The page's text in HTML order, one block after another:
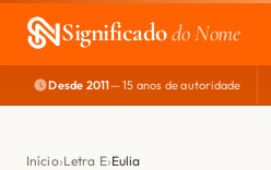
Significadodo Nome
EXPLORAR
NOME PERFEITO
Desde 2011— 15 anos de autoridade
Início Letra E Eulia